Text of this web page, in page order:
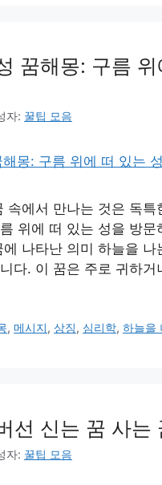
꿈해몽: 구름
자: 꿀팁 모음
속에서 만나는 것은 독
위에 떠 있는 성을 방
나타난 의미 하늘을
다. 이 꿈은 주로 귀하
,메시지,상징, 심리학,하늘을
선 신는 꿈 사는
자: 꿀팁 모음